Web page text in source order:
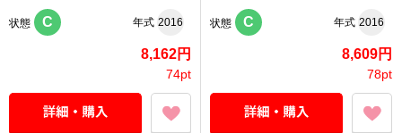
状態 C 年式 2016
8,162円
74pt
状態 C 年式 2016
8,609円
78pt